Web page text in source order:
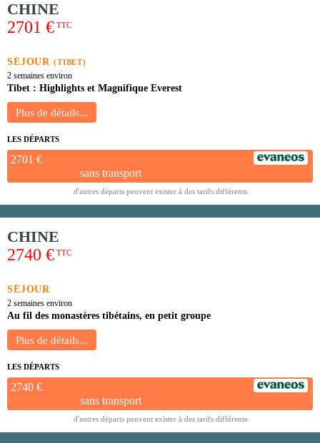
CHINE
2701 € TTC
SÉJOUR (TIBET)
2 semaines environ
Tibet : Highlights et Magnifique Everest
LES DÉPARTS
2701 €
sans transport
d'autres départs peuvent exister à des tarifs différents
CHINE
2740 € TTC
SÉJOUR
2 semaines environ
Au fil des monastères tibétains, en petit groupe
LES DÉPARTS
2740 €
sans transport
d'autres départs peuvent exister à des tarifs différents